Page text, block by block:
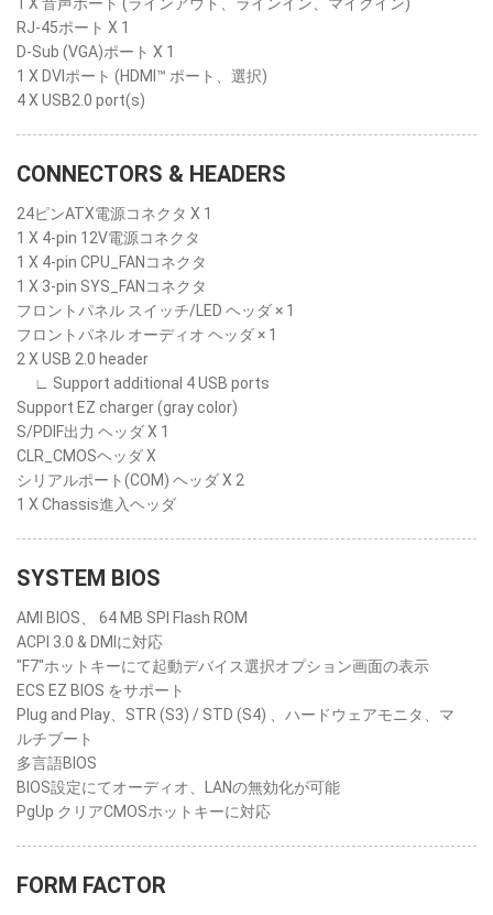
RJ-45ポート X 1
D-Sub (VGA)ポート X 1
1 X DVIポート (HDMI™ ポート、選択)
4 X USB2.0 port(s)
CONNECTORS & HEADERS
24ピンATX電源コネクタ X 1
1 X 4-pin 12V電源コネクタ
1 X 4-pin CPU_FANコネクタ
1 X 3-pin SYS_FANコネクタ
フロントパネル スイッチ/LED ヘッダ × 1
フロントパネル オーディオ ヘッダ × 1
2 X USB 2.0 header
∟ Support additional 4 USB ports
Support EZ charger (gray color)
S/PDIF出力 ヘッダ X 1
CLR_CMOSヘッダ X
シリアルポート(COM) ヘッダ X 2
1 X Chassis進入ヘッダ
SYSTEM BIOS
AMI BIOS、 64 MB SPI Flash ROM
ACPI 3.0 & DMIに対応
"F7"ホットキーにて起動デバイス選択オプション画面の表示
ECS EZ BIOS をサポート
Plug and Play、STR (S3) / STD (S4) 、ハードウェアモニタ、マ
ルチブート
多言語BIOS
BIOS設定にてオーディオ、LANの無効化が可能
PgUp クリアCMOSホットキーに対応
FORM FACTOR